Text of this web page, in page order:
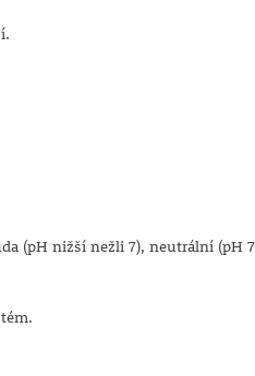
(pH nižší nežli 7), neutrální (pH